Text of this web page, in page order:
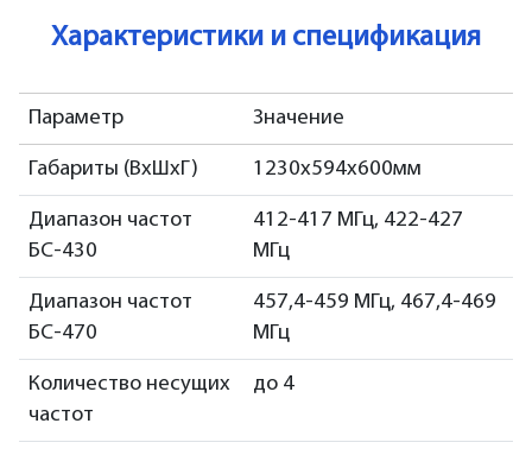
Характеристики и спецификация
Параметр Значение
Габариты (ВxШxГ) 1230х594х600мм
Диапазон частот
БС-430
412-417 МГц, 422-427
МГц
Диапазон частот
БС-470
457,4-459 МГц, 467,4-469
МГц
Количество несущих
частот
до 4